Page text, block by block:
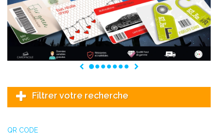
Previous
Filtrer votre recherche
QR CODE